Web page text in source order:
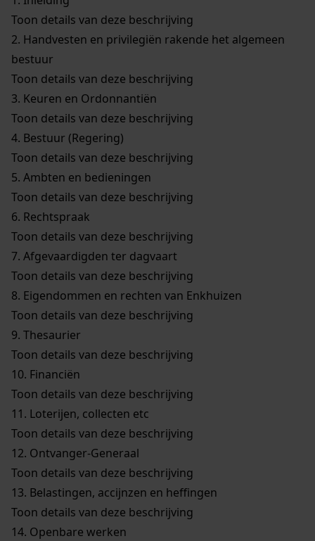
Toon details van deze beschrijving
2. Handvesten en privilegiën rakende het algemeen
bestuur
Toon details van deze beschrijving
3. Keuren en Ordonnantiën
Toon details van deze beschrijving
4. Bestuur (Regering)
Toon details van deze beschrijving
5. Ambten en bedieningen
Toon details van deze beschrijving
6. Rechtspraak
Toon details van deze beschrijving
7. Afgevaardigden ter dagvaart
Toon details van deze beschrijving
8. Eigendommen en rechten van Enkhuizen
Toon details van deze beschrijving
9. Thesaurier
Toon details van deze beschrijving
10. Financiën
Toon details van deze beschrijving
11. Loterijen, collecten etc
Toon details van deze beschrijving
12. Ontvanger-Generaal
Toon details van deze beschrijving
13. Belastingen, accijnzen en heffingen
Toon details van deze beschrijving
14. Openbare werken